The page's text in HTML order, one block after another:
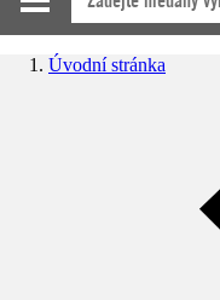
Úvodní stránka